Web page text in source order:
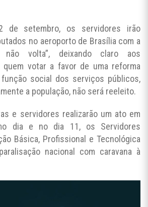
de setembro, os servidores irão
no aeroporto de Brasília com a
não volta”, deixando claro aos
quem votar a favor de uma reforma
social dos serviços públicos,
a população, não será reeleito.
e servidores realizarão um ato em
dia e no dia 11, os Servidores
Básica, Profissional e Tecnológica
nacional com caravana à